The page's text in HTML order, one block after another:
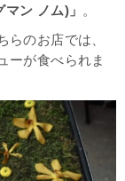
ン ノム)」 。
らのお店では、
ーが食べられま